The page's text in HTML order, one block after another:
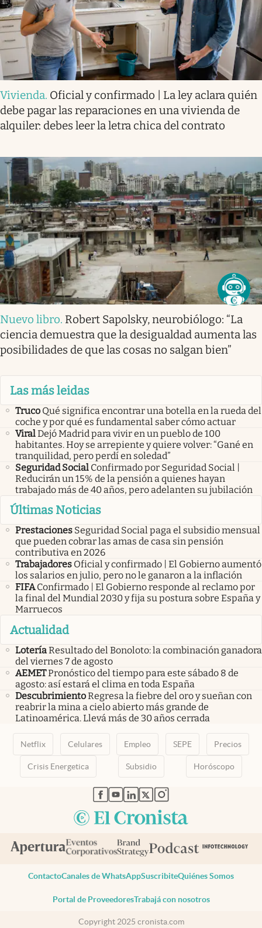
Vivienda. Oficial y confirmado | La ley aclara quién
debe pagar las reparaciones en una vivienda de
alquiler: debes leer la letra chica del contrato
Nuevo libro. Robert Sapolsky, neurobiólogo: “La
ciencia demuestra que la desigualdad aumenta las
posibilidades de que las cosas no salgan bien”
Las más leidas
Truco Qué significa encontrar una botella en la rueda del
coche y por qué es fundamental saber cómo actuar
ViralDejó Madrid para vivir en un pueblo de 100
habitantes. Hoy se arrepiente y quiere volver: “Gané en
tranquilidad, pero perdí en soledad”
Seguridad Social Confirmado por Seguridad Social |
Reducirán un 15% de la pensión a quienes hayan
trabajado más de 40 años, pero adelanten su jubilación
Últimas Noticias
Prestaciones Seguridad Social paga el subsidio mensual
que pueden cobrar las amas de casa sin pensión
contributiva en 2026
Trabajadores Oficial y confirmado | El Gobierno aumentó
los salarios en julio, pero no le ganaron a la inflación
FIFA Confirmado | El Gobierno responde al reclamo por
la final del Mundial 2030 y fija su postura sobre España y
Marruecos
Actualidad
LoteríaResultado del Bonoloto: la combinación ganadora
del viernes 7 de agosto
AEMETPronóstico del tiempo para este sábado 8 de
agosto: así estará el clima en toda España
DescubrimientoRegresa la fiebre del oro y sueñan con
reabrir la mina a cielo abierto más grande de
Latinoamérica. Llevá más de 30 años cerrada
Netflix Celulares Empleo SEPE Precios
Crisis Energetica Subsidio Horóscopo
abre en nueva pestaña
abre en nueva pestaña
abre en nueva pestaña
abre en nueva pestaña
abre en nueva pestaña
ContactoCanales de WhatsAppSuscribiteQuiénes Somos
Portal de ProveedoresTrabajá con nosotros
Copyright 2025 cronista.com